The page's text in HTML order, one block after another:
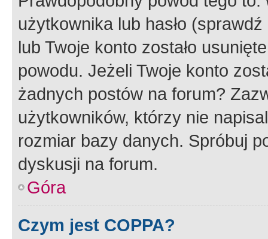
użytkownika lub hasło
lub Twoje konto zostało
powodu. Jeżeli Twoje konto
żadnych postów na forum?
użytkowników, którzy nie
rozmiar bazy danych. Spróbuj
dyskusji na forum.
Góra
Czym jest COPPA?